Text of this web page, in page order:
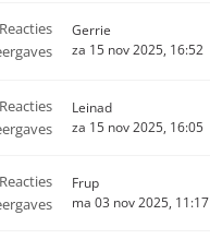
Reacties
Gerrie
za 15 nov 2025, 16:52
Reacties
Leinad
za 15 nov 2025, 16:05
Reacties
Frup
ma 03 nov 2025, 11:17